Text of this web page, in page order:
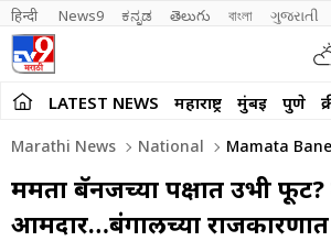
हिन्दी News9 ಕನ್ನಡ తెలుగు বাংলা ગુજરાતી
LATEST NEWS महाराष्ट्र मुंबई पुणे
Marathi News National Mamata
ममता बॅनर्जींच्या पक्षात उभी
आमदार…बंगालच्या